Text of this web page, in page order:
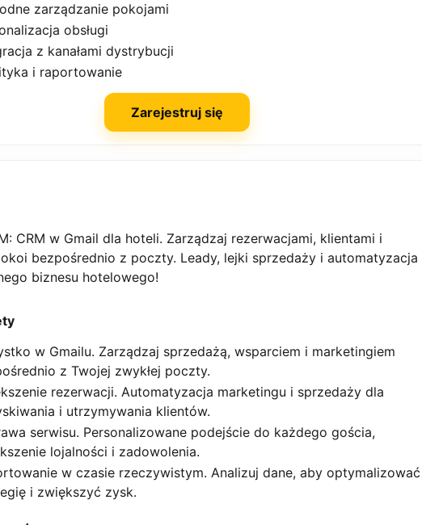
zarządzanie pokojami
obsługi
z kanałami dystrybucji
i raportowanie
Zarejestruj się
CRM w Gmail dla hoteli. Zarządzaj rezerwacjami, klientami i
bezpośrednio z poczty. Leady, lejki sprzedaży i automatyzacja
biznesu hotelowego!
w Gmailu. Zarządzaj sprzedażą, wsparciem i marketingiem
z Twojej zwykłej poczty.
rezerwacji. Automatyzacja marketingu i sprzedaży dla
i utrzymywania klientów.
serwisu. Personalizowane podejście do każdego gościa,
lojalności i zadowolenia.
w czasie rzeczywistym. Analizuj dane, aby optymalizować
i zwiększyć zysk.